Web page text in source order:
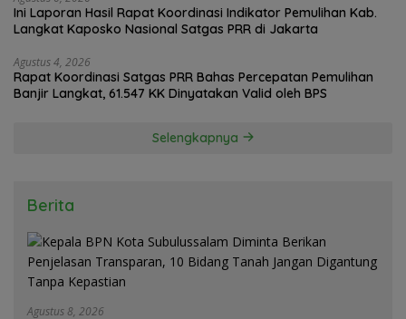
Ini Laporan Hasil Rapat Koordinasi Indikator Pemulihan Kab.
Langkat Kaposko Nasional Satgas PRR di Jakarta
Agustus 4, 2026
Rapat Koordinasi Satgas PRR Bahas Percepatan Pemulihan
Banjir Langkat, 61.547 KK Dinyatakan Valid oleh BPS
Selengkapnya
Berita
Agustus 8, 2026